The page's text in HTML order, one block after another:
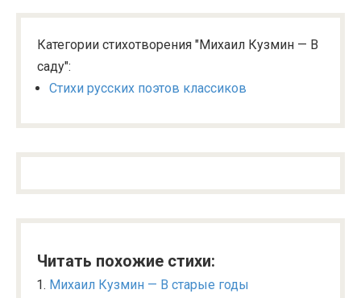
Категории стихотворения "Михаил Кузмин — В
саду":
Стихи русских поэтов классиков
Читать похожие стихи:
Михаил Кузмин — В старые годы